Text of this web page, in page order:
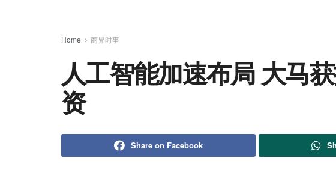
Home 商界时事
人工智能加速布局 大马
资
Share on Facebook